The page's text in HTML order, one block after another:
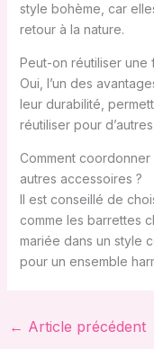
style bohème, car
retour à la nature.
Peut-on réutiliser une
Oui, l’un des
leur durabilité,
réutiliser pour
Comment
autres accessoires ?
Il est conseillé de
comme les barrettes
mariée dans un style
pour un ensemble
← Article précédent